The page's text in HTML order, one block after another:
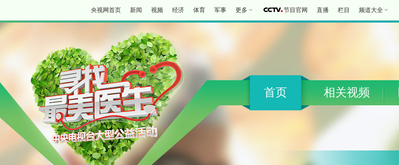
央视网首页 新闻 视频 经济 体育 军事 更多 节目官网 直播 栏目 频道大全
首页 相关视频